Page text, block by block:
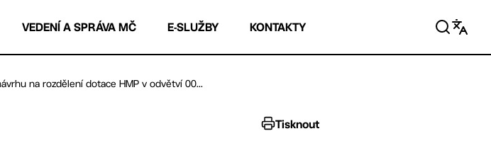
VEDENÍ A SPRÁVA MČ E-SLUŽBY KONTAKTY
na rozdělení dotace HMP v odvětví 00...
Tisknout